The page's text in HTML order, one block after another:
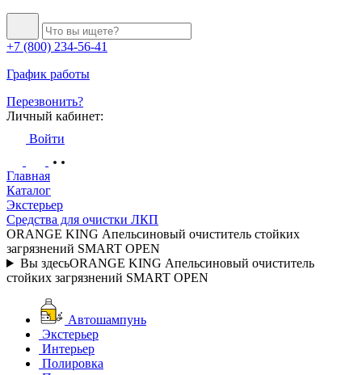
+7 (800) 234-56-41
График работы
Перезвонить?
Личный кабинет:
Войти
Главная
Каталог
Экстерьер
Средства для очистки ЛКП
ORANGE KING Апельсиновый очиститель стойких
загрязнений SMART OPEN
Вы здесьORANGE KING Апельсиновый очиститель
стойких загрязнений SMART OPEN
Автошампунь
Экстерьер
Интерьер
Полировка